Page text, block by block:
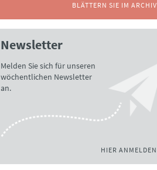
BLÄTTERN SIE IM ARCHIV
Newsletter
Melden Sie sich für unseren
wöchentlichen Newsletter
an.
HIER ANMELDEN